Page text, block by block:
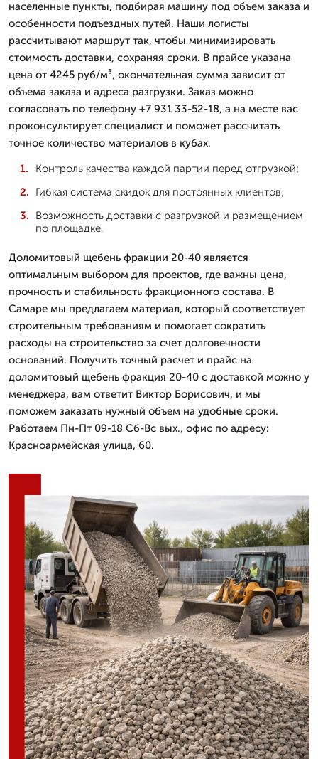
населенные пункты, подбирая машину под объем заказа и
особенности подъездных путей. Наши логисты
рассчитывают маршрут так, чтобы минимизировать
стоимость доставки, сохраняя сроки. В прайсе указана
цена от 4245 руб/м³, окончательная сумма зависит от
объема заказа и адреса разгрузки. Заказ можно
согласовать по телефону +7 931 33-52-18, а на месте вас
проконсультирует специалист и поможет рассчитать
точное количество материалов в кубах.
Контроль качества каждой партии перед отгрузкой;
Гибкая система скидок для постоянных клиентов;
Возможность доставки с разгрузкой и размещением
по площадке.
Доломитовый щебень фракции 20-40 является
оптимальным выбором для проектов, где важны цена,
прочность и стабильность фракционного состава. В
Самаре мы предлагаем материал, который соответствует
строительным требованиям и помогает сократить
расходы на строительство за счет долговечности
оснований. Получить точный расчет и прайс на
доломитовый щебень фракция 20-40 с доставкой можно у
менеджера, вам ответит Виктор Борисович, и мы
поможем заказать нужный объем на удобные сроки.
Работаем Пн-Пт 09-18 Сб-Вс вых., офис по адресу:
Красноармейская улица, 60.